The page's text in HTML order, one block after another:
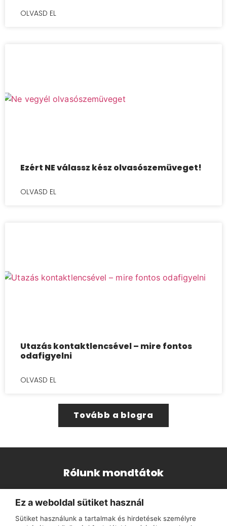
OLVASD EL
Ezért NE válassz kész olvasószemüveget!
OLVASD EL
Utazás kontaktlencsével – mire fontos
odafigyelni
OLVASD EL
Tovább a blogra
Rólunk mondtátok
"Nagyon kedves és segítőkész a kiszolgálás,
rengeteg a választék, megéri betérni hozzájuk! 🤗"
Ez a weboldal sütiket használ
Sütiket használunk a tartalmak és hirdetések személyre